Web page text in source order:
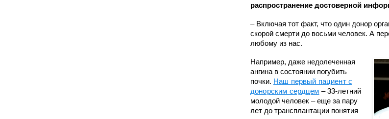
распространение достоверной
– Включая тот факт, что один донор
скорой смерти до восьми человек. А
любому из нас.
Например, даже недолеченная
ангина в состоянии погубить
почки. Наш первый пациент с
донорским сердцем – 33-летний
молодой человек – еще за пару
лет до трансплантации понятия